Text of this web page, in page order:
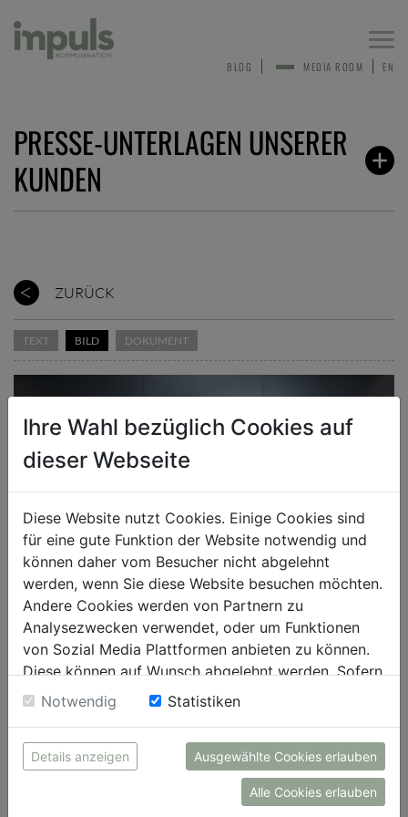
EN
MEDIA ROOM
BLOG
PRESSE-UNTERLAGEN UNSERER
KUNDEN
ZURÜCK
TEXT BILD DOKUMENT
Der neu aufgestellte Aufsichtsrat der SPORT 2000 Group
International stärkt die internationale Ausrichtung und die
Am Bild v. l. n. r.: Martin Kössler, Nikolay Tzonov, Margit
Gosau, Gian-Albert Munch, Chantal Dubbert und Dominik
Solleder.
SPORT 2000 International (Abdruck bei Nennung honorarfrei)
Ihre Wahl bezüglich Cookies auf
dieser Webseite
Diese Website nutzt Cookies. Einige Cookies sind
für eine gute Funktion der Website notwendig und
können daher vom Besucher nicht abgelehnt
werden, wenn Sie diese Website besuchen möchten.
Andere Cookies werden von Partnern zu
Analysezwecken verwendet, oder um Funktionen
von Sozial Media Plattformen anbieten zu können.
Diese können auf Wunsch abgelehnt werden. Sofern
sie unsere Webseite weiter nutzen, geben Sie
Einwilligung zu unseren Cookies.
Notwendig Statistiken
Details anzeigen Ausgewählte Cookies erlauben
Alle Cookies erlauben